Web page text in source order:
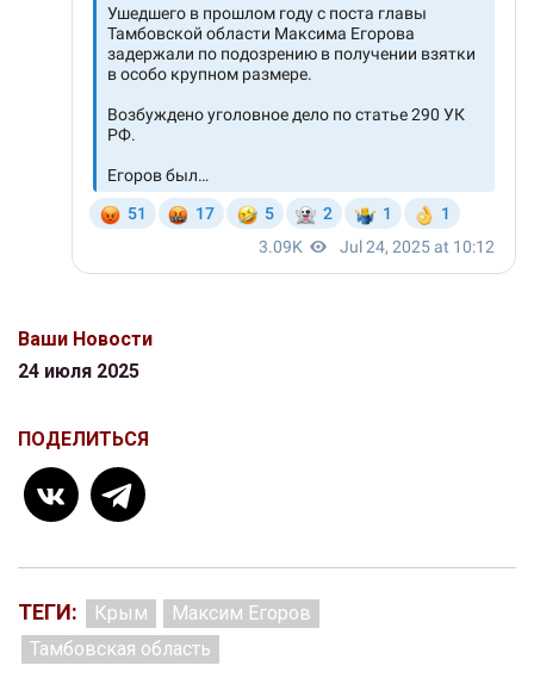
Ваши Новости
24 июля 2025
ПОДЕЛИТЬСЯ
ТЕГИ: Крым
Максим Егоров
Тамбовская область